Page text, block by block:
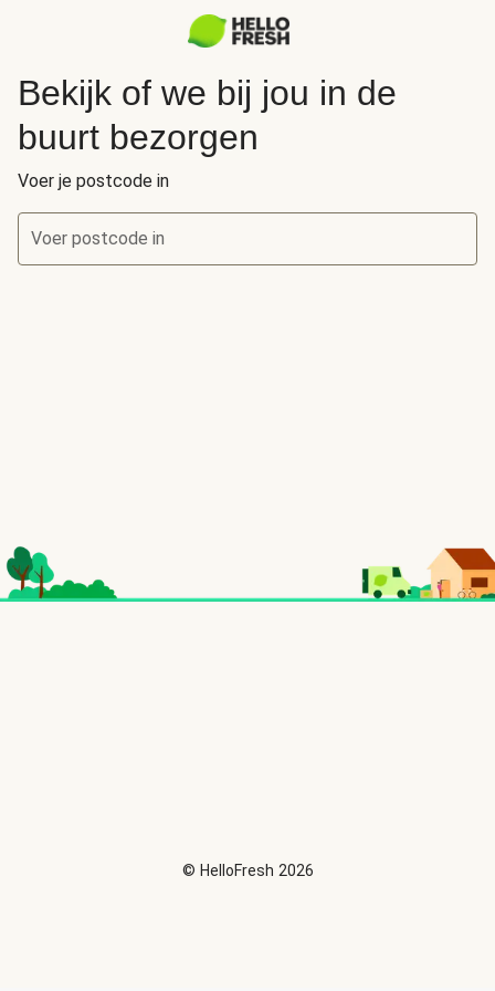
Bekijk of we bij jou in de
buurt bezorgen
Voer je postcode in
Voer postcode in
© HelloFresh 2026